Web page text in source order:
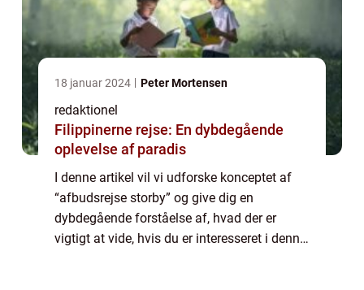
18 januar 2024 Peter Mortensen
redaktionel
Filippinerne rejse: En dybdegående
oplevelse af paradis
I denne artikel vil vi udforske konceptet af
“afbudsrejse storby” og give dig en
dybdegående forståelse af, hvad der er
vigtigt at vide, hvis du er interesseret i denne